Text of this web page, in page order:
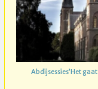
Abdijsessies’Het